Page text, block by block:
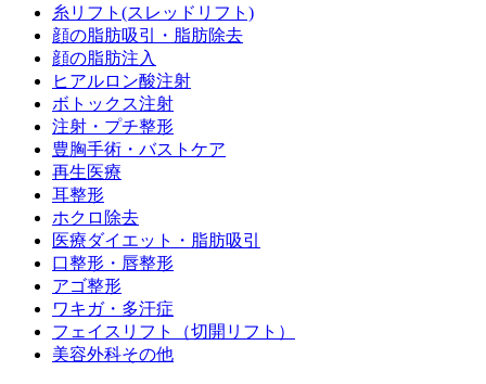
糸リフト(スレッドリフト)
顔の脂肪吸引・脂肪除去
顔の脂肪注入
ヒアルロン酸注射
ボトックス注射
注射・プチ整形
豊胸手術・バストケア
再生医療
耳整形
ホクロ除去
医療ダイエット・脂肪吸引
口整形・唇整形
アゴ整形
ワキガ・多汗症
フェイスリフト（切開リフト）
美容外科その他